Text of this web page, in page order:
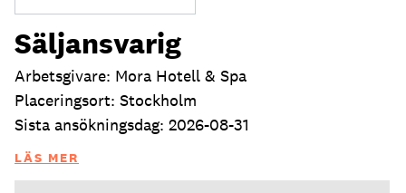
Säljansvarig
Arbetsgivare: Mora Hotell & Spa
Placeringsort: Stockholm
Sista ansökningsdag: 2026-08-31
LÄS MER